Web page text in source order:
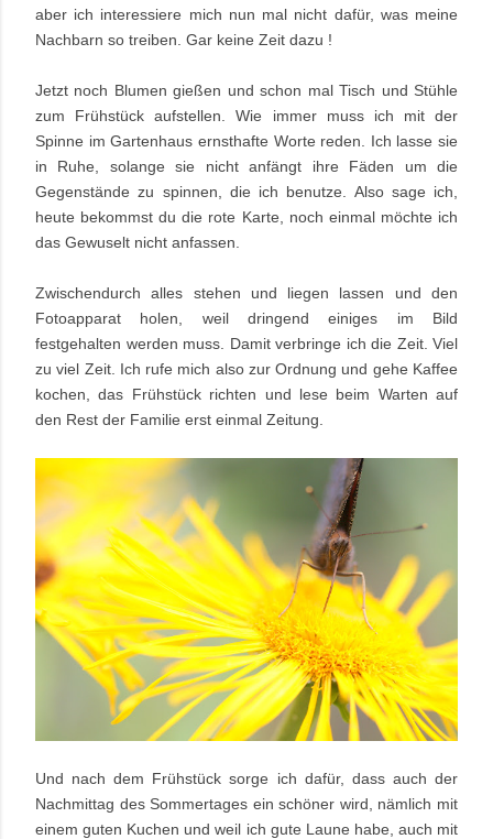
aber ich interessiere mich nun mal nicht dafür, was meine
Nachbarn so treiben. Gar keine Zeit dazu !
Jetzt noch Blumen gießen und schon mal Tisch und Stühle
zum Frühstück aufstellen. Wie immer muss ich mit der
Spinne im Gartenhaus ernsthafte Worte reden. Ich lasse sie
in Ruhe, solange sie nicht anfängt ihre Fäden um die
Gegenstände zu spinnen, die ich benutze. Also sage ich,
heute bekommst du die rote Karte, noch einmal möchte ich
das Gewuselt nicht anfassen.
Zwischendurch alles stehen und liegen lassen und den
Fotoapparat holen, weil dringend einiges im Bild
festgehalten werden muss. Damit verbringe ich die Zeit. Viel
zu viel Zeit. Ich rufe mich also zur Ordnung und gehe Kaffee
kochen, das Frühstück richten und lese beim Warten auf
den Rest der Familie erst einmal Zeitung.
Und nach dem Frühstück sorge ich dafür, dass auch der
Nachmittag des Sommertages ein schöner wird, nämlich mit
einem guten Kuchen und weil ich gute Laune habe, auch mit